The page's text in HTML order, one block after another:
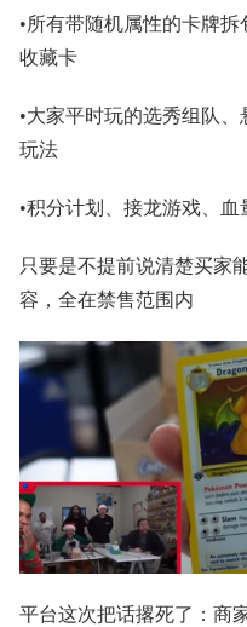
•所有带随机属性的卡牌
收藏卡
•大家平时玩的选秀组队
玩法
•积分计划、接龙游戏、
只要是不提前说清楚买家
容，全在禁售范围内
平台这次把话撂死了：商